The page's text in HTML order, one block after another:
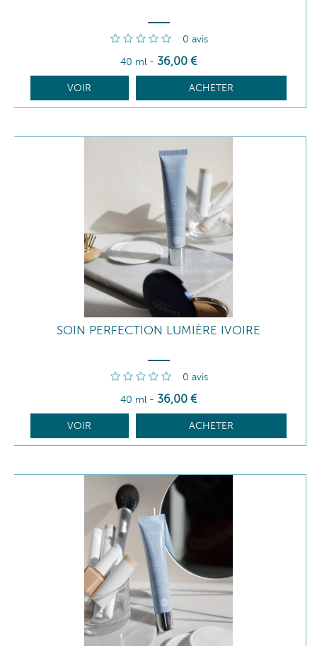
0 avis
40 ml - 36,00 €
VOIR ACHETER
SOIN PERFECTION LUMIÈRE IVOIRE
0 avis
40 ml - 36,00 €
VOIR ACHETER